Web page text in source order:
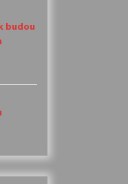
budou